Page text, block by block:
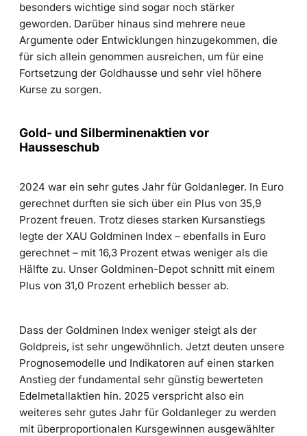
besonders wichtige sind sogar noch stärker
geworden. Darüber hinaus sind mehrere neue
Argumente oder Entwicklungen hinzugekommen, die
für sich allein genommen ausreichen, um für eine
Fortsetzung der Goldhausse und sehr viel höhere
Kurse zu sorgen.
Gold- und Silberminenaktien vor
Hausseschub
2024 war ein sehr gutes Jahr für Goldanleger. In Euro
gerechnet durften sie sich über ein Plus von 35,9
Prozent freuen. Trotz dieses starken Kursanstiegs
legte der XAU Goldminen Index – ebenfalls in Euro
gerechnet – mit 16,3 Prozent etwas weniger als die
Hälfte zu. Unser Goldminen-Depot schnitt mit einem
Plus von 31,0 Prozent erheblich besser ab.
Dass der Goldminen Index weniger steigt als der
Goldpreis, ist sehr ungewöhnlich. Jetzt deuten unsere
Prognosemodelle und Indikatoren auf einen starken
Anstieg der fundamental sehr günstig bewerteten
Edelmetallaktien hin. 2025 verspricht also ein
weiteres sehr gutes Jahr für Goldanleger zu werden
mit überproportionalen Kursgewinnen ausgewählter